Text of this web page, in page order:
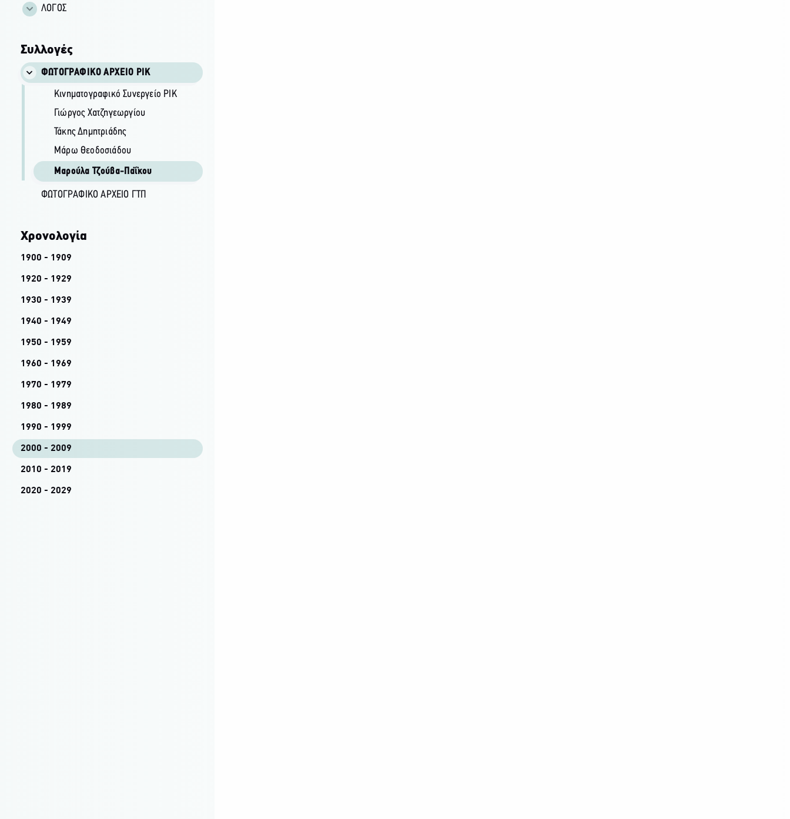
ΛΟΓΟΣ
Συλλογές
ΦΩΤΟΓΡΑΦΙΚΌ ΑΡΧΕΊΟ ΡΙΚ
Κινηματογραφικό Συνεργείο ΡΙΚ
Γιώργος Χατζηγεωργίου
Τάκης Δημητριάδης
Μάρω Θεοδοσιάδου
Μαρούλα Τζούβα-Παΐκου
ΦΩΤΟΓΡΑΦΙΚΌ ΑΡΧΕΊΟ ΓΤΠ
Χρονολογία
1900 - 1909
1920 - 1929
1930 - 1939
1940 - 1949
1950 - 1959
1960 - 1969
1970 - 1979
1980 - 1989
1990 - 1999
2000 - 2009
2010 - 2019
2020 - 2029